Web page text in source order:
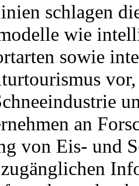
schlagen
wie
sowie
an
von Eis- und